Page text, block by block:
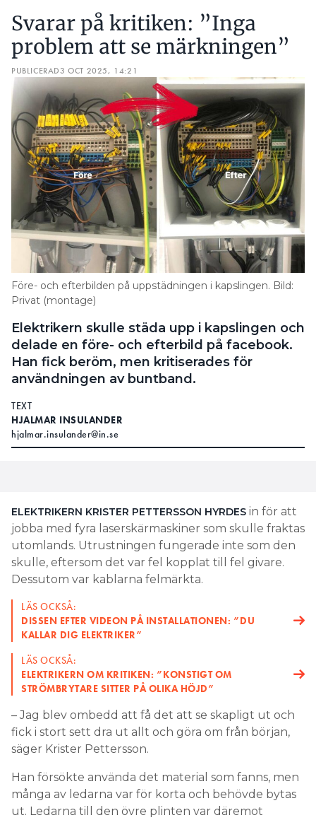
Svarar på kritiken: ”Inga
problem att se märkningen”
PUBLICERAD3 OCT 2025, 14:21
Före- och efterbilden på uppstädningen i kapslingen. Bild:
Privat (montage)
Elektrikern skulle städa upp i kapslingen och
delade en före- och efterbild på facebook.
Han fick beröm, men kritiserades för
användningen av buntband.
TEXT
HJALMAR INSULANDER
hjalmar.insulander@in.se
ELEKTRIKERN KRISTER PETTERSSON HYRDES in för att
jobba med fyra laserskärmaskiner som skulle fraktas
utomlands. Utrustningen fungerade inte som den
skulle, eftersom det var fel kopplat till fel givare.
Dessutom var kablarna felmärkta.
LÄS OCKSÅ:
DISSEN EFTER VIDEON PÅ INSTALLATIONEN: ”DU
KALLAR DIG ELEKTRIKER”
LÄS OCKSÅ:
ELEKTRIKERN OM KRITIKEN: ”KONSTIGT OM
STRÖMBRYTARE SITTER PÅ OLIKA HÖJD”
– Jag blev ombedd att få det att se skapligt ut och
fick i stort sett dra ut allt och göra om från början,
säger Krister Pettersson.
Han försökte använda det material som fanns, men
många av ledarna var för korta och behövde bytas
ut. Ledarna till den övre plinten var däremot